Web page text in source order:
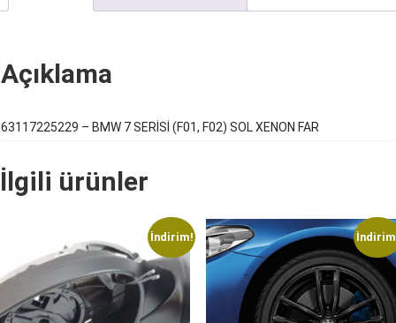
Açıklama
63117225229 – BMW 7 SERİSİ (F01, F02) SOL XENON FAR
İlgili ürünler
İndirim!